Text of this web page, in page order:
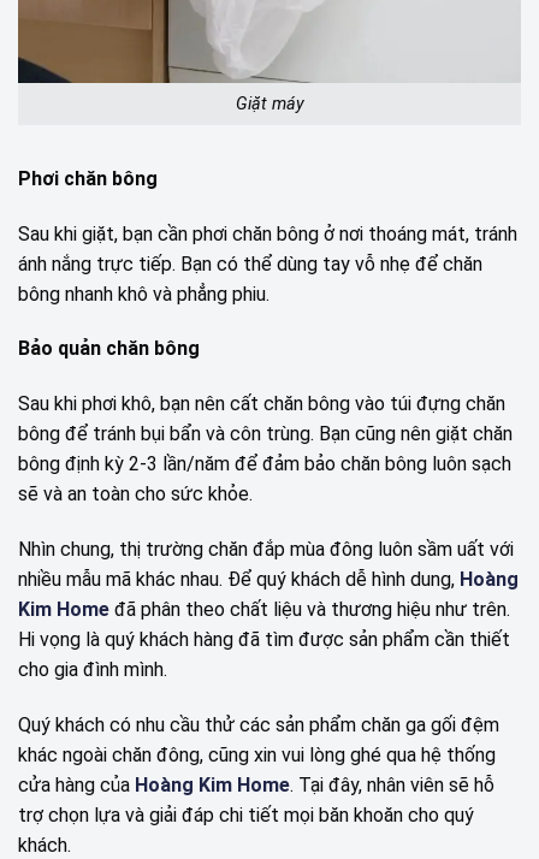
Giặt máy
Phơi chăn bông
Sau khi giặt, bạn cần phơi chăn bông ở nơi thoáng mát, tránh
ánh nắng trực tiếp. Bạn có thể dùng tay vỗ nhẹ để chăn
bông nhanh khô và phẳng phiu.
Bảo quản chăn bông
Sau khi phơi khô, bạn nên cất chăn bông vào túi đựng chăn
bông để tránh bụi bẩn và côn trùng. Bạn cũng nên giặt chăn
bông định kỳ 2-3 lần/năm để đảm bảo chăn bông luôn sạch
sẽ và an toàn cho sức khỏe.
Nhìn chung, thị trường chăn đắp mùa đông luôn sầm uất với
nhiều mẫu mã khác nhau. Để quý khách dễ hình dung, Hoàng
Kim Home đã phân theo chất liệu và thương hiệu như trên.
Hi vọng là quý khách hàng đã tìm được sản phẩm cần thiết
cho gia đình mình.
Quý khách có nhu cầu thử các sản phẩm chăn ga gối đệm
khác ngoài chăn đông, cũng xin vui lòng ghé qua hệ thống
cửa hàng của Hoàng Kim Home. Tại đây, nhân viên sẽ hỗ
trợ chọn lựa và giải đáp chi tiết mọi băn khoăn cho quý
khách.